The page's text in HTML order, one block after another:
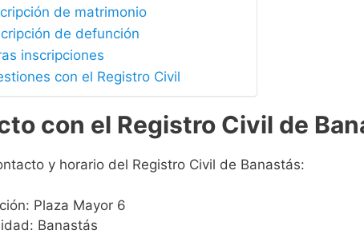
de matrimonio
de defunción
inscripciones
con el Registro Civil
con el Registro Civil de
y horario del Registro Civil de Banastás:
Plaza Mayor 6
Banastás